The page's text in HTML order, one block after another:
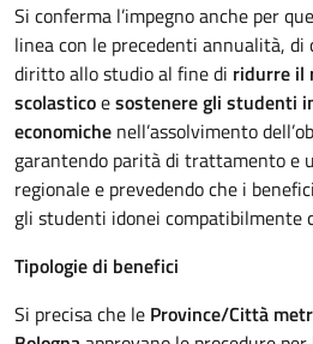
Si conferma l’impegno anche per
linea con le precedenti annualità, di
diritto allo studio al fine di ridurre il
scolasticoesostenere gli studenti
economiche nell’assolvimento
garantendo parità di trattamento
regionale e prevedendo che i
gli studenti idonei compatibilmente
Tipologie di benefici
Si precisa che le Province/Città